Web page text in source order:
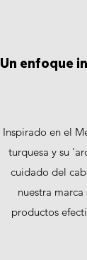
Un enfoque
Inspirado en el
turquesa y su
cuidado del
nuestra
productos